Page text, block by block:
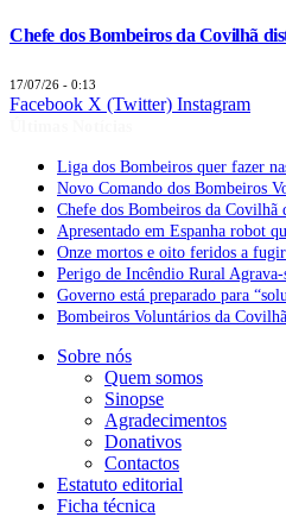
Chefe dos Bombeiros da Covilhã
17/07/26 - 0:13
Facebook X (Twitter) Instagram
Liga dos Bombeiros quer fazer
Novo Comando dos Bombeiros
Chefe dos Bombeiros da
Apresentado em Espanha robot
Onze mortos e oito feridos a
Perigo de Incêndio Rural
Governo está preparado para
Bombeiros Voluntários da
Sobre nós
Quem somos
Sinopse
Agradecimentos
Donativos
Contactos
Estatuto editorial
Ficha técnica